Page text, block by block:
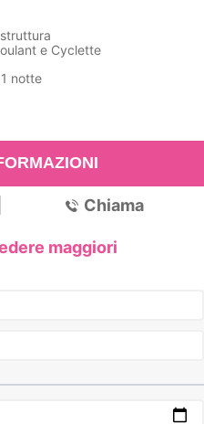
e Cyclette
notte
Chiama
maggiori